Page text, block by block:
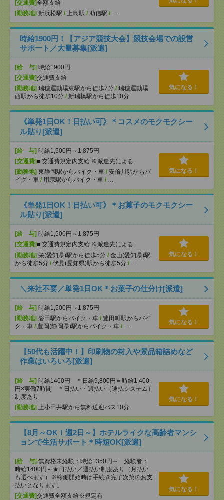
[交通費]全額支給
[勤務地] 新浜松駅 / 上島駅 / 助信駅 / …
時給1900円！【アジア競技大会】競技会場での設営
サポート／大量募集[派遣]
[給 与] 時給1900円
[交通費]交通費支給
[勤務地] 瑞穂運動場東駅から徒歩7分 / 瑞穂運動場
西駅から徒歩10分 / 新瑞橋駅から徒歩10分
気になる！
《単発1日OK！日払い可》＊コスメのモクモクシー
ル貼り[派遣]
[給 与] 時給1,500円～1,875円
[交通費]■ 交通費規定内支給 ※派遣先による
[勤務地] 東静岡駅からバイク・車 / 安倍川駅からバ
イク・車 / 用宗駅からバイク・車 / …
気になる！
《単発1日OK！日払い可》＊お菓子のモクモクシー
ル貼り[派遣]
[給 与] 時給1,500円～1,875円
[交通費]■ 交通費規定内支給 ※派遣先による
[勤務地] 栄(愛知県)駅から徒歩5分 / 金山(愛知県)駅
から徒歩5分 / 伏見(愛知県)駅から徒歩5分 / …
気になる！
＼来社不要／単発1日OK＊お菓子の仕分け[派遣]
[給 与] 時給1,500円～1,875円
[勤務地] 磐田駅からバイク・車 / 豊田町駅からバイ
ク・車 / 豊岡(静岡県)駅からバイク・車 / …
気になる！
【50代も活躍中！】印刷物の封入や景品箱詰めなど
作業はいろいろ[派遣]
[給 与] 時給1400円 ＊日給9,800円＝時給1,400
円×実働7時間 ＊日払い・週払い（速払システム）
制度あり
[勤務地] 上小田井駅から無料送迎バス10分
気になる！
【8月～OK！週2日～】ホテルライクな高齢者マンシ
ョンで生活サポート＊時短OK[派遣]
[給 与] 無資格未経験：時給1350円～ 経験者：
時給1400円～★日払い／週払い制度あり（月払い
も選べます）※稼働開始時は手続き完了次第のお支
払いとなります。
[交通費]交通費全額支給※規定有
気になる！